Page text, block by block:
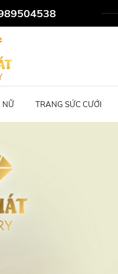
NỮ TRANG SỨC CƯỚI